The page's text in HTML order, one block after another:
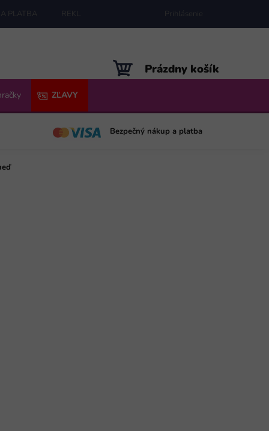
PLATBA REKLAMÁCIE MAPA SERVERU
Prihlásenie
NÁKUPNÝ
KOŠÍK
Prázdny košík
ZĽAVY
Bezpečný nákup a platba